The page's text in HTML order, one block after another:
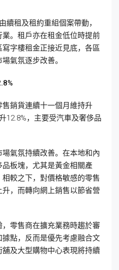
續租及租約重組個案帶動，
。租戶亦在租金低位時提前
字樓租金正接近見底，各區
氣氛逐步改善。
銷貨連續十一個月維持升
12.8%，主要受汽車及奢侈品
氣氛持續改善。在本地和內
板塊，尤其是黃金相關產
較之下，對價格敏感的零售
，而轉向網上銷售以節省營
零售商在擴充業務時趨於審
點，反而是優先考慮融合文
及大型購物中心表現將持續